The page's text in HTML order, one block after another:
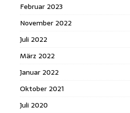
Februar 2023
November 2022
Juli 2022
März 2022
Januar 2022
Oktober 2021
Juli 2020